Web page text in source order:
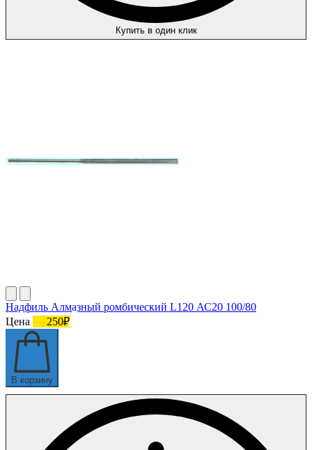
Купить в один клик
Надфиль Алмазный ромбический L120 АС20 100/80
Цена
250₽
В корзину